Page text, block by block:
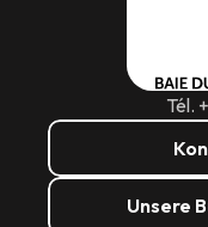
Tél.
Unsere